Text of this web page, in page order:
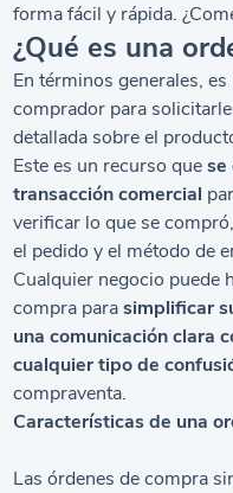
forma fácil y rápida.
¿Qué es una
En términos generales, es
comprador para
detallada sobre el
Este es un recurso quese
transacción comercial
verificar lo que se
el pedido y el método de
Cualquier negocio puede
compra parasimplificar
una comunicación clara
cualquier tipo de
compraventa.
Características de una
Las órdenes de compra